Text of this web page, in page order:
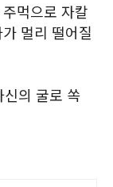
먹으로 자칼
멀리 떨어질
의 굴로 쏙